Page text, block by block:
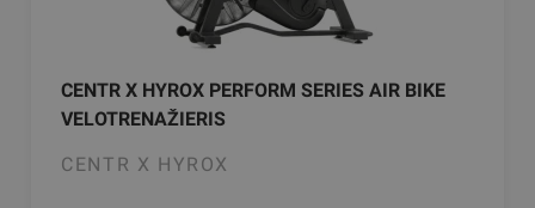
CENTR X HYROX PERFORM SERIES AIR BIKE
VELOTRENAŽIERIS
CENTR X HYROX